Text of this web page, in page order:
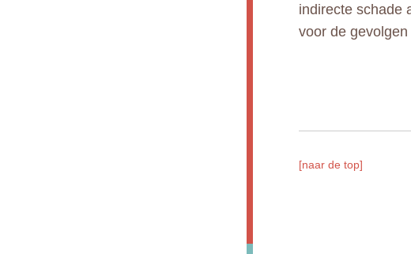
indirecte schade
voor de
[naar de top]